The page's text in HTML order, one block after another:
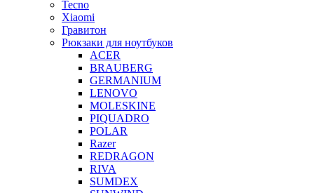
Tecno
Xiaomi
Гравитон
Рюкзаки для ноутбуков
ACER
BRAUBERG
GERMANIUM
LENOVO
MOLESKINE
PIQUADRO
POLAR
Razer
REDRAGON
RIVA
SUMDEX